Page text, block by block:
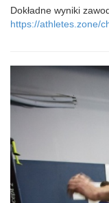
Dokładne wyniki
https://athletes.zone/